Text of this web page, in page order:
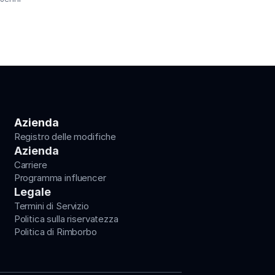
Azienda
Registro delle modifiche
Azienda
Carriere
Programma influencer
Legale
Termini di Servizio
Politica sulla riservatezza
Politica di Rimborbo